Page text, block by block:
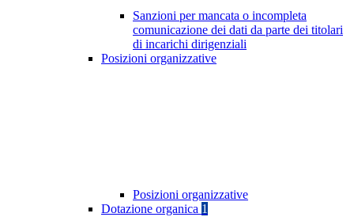
Sanzioni per mancata o incompleta
comunicazione dei dati da parte dei titolari
di incarichi dirigenziali
Posizioni organizzative
Posizioni organizzative
Dotazione organica 1